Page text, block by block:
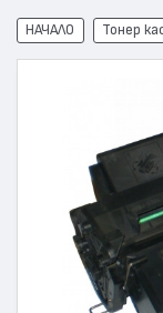
НАЧАЛО Тонер